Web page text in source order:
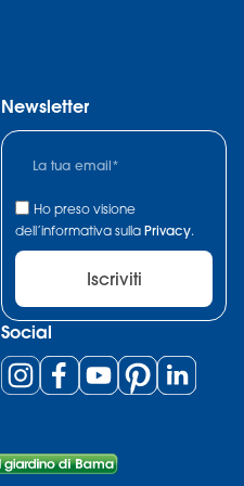
Newsletter
Ho preso visione
dell’informativa sulla Privacy.
Iscriviti
Social